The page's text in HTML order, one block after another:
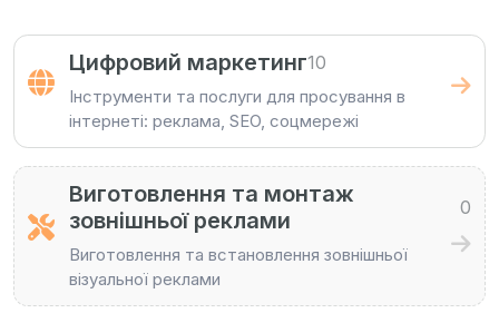
Цифровий маркетинг10
Інструменти та послуги для просування в
інтернеті: реклама, SEO, соцмережі
Виготовлення та монтаж
зовнішньої реклами
0
Виготовлення та встановлення зовнішньої
візуальної реклами